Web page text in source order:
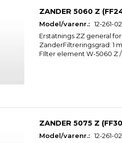
ZANDER 5060 Z
Model/varenr.: 12-261-
Erstatnings ZZ general
ZanderFiltreringsgrad: 1
FIlter element W-5060 Z
ZANDER 5075 Z
Model/varenr.: 12-261-